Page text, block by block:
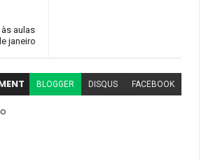
aulas
janeiro
BLOGGER DISQUS FACEBOOK